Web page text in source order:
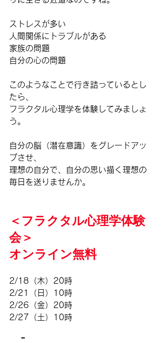
ストレスが多い
人間関係にトラブルがある
家族の問題
自分の心の問題
このようなことで行き詰っているとし
たら、
フラクタル心理学を体験してみましょ
う。
自分の脳（潜在意識）をグレードアッ
プさせ、
理想の自分で、自分の思い描く理想の
毎日を送りませんか。
＜フラクタル心理学体験
会＞
オンライン無料
2/18（木）20時
2/21（日）10時
2/26（金）20時
2/27（土）10時